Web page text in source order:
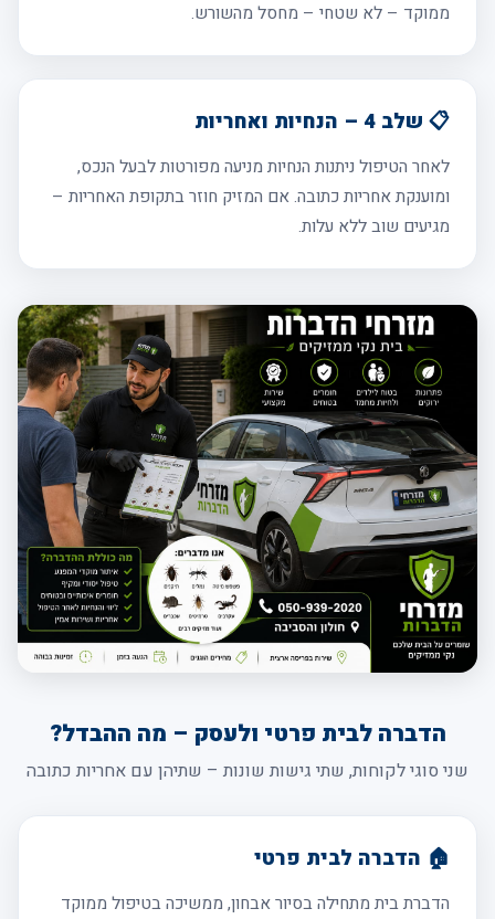
ממוקד – לא שטחי – מחסל מהשורש.
📋 שלב 4 – הנחיות ואחריות
לאחר הטיפול ניתנות הנחיות מניעה מפורטות לבעל הנכס,
ומוענקת אחריות כתובה. אם המזיק חוזר בתקופת האחריות –
מגיעים שוב ללא עלות.
הדברה לבית פרטי ולעסק – מה ההבדל?
שני סוגי לקוחות, שתי גישות שונות – שתיהן עם אחריות כתובה
🏠 הדברה לבית פרטי
הדברת בית מתחילה בסיור אבחון, ממשיכה בטיפול ממוקד